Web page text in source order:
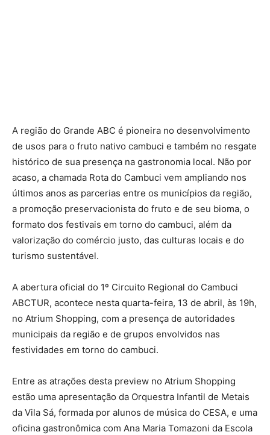
A região do Grande ABC é pioneira no desenvolvimento
de usos para o fruto nativo cambuci e também no resgate
histórico de sua presença na gastronomia local. Não por
acaso, a chamada Rota do Cambuci vem ampliando nos
últimos anos as parcerias entre os municípios da região,
a promoção preservacionista do fruto e de seu bioma, o
formato dos festivais em torno do cambuci, além da
valorização do comércio justo, das culturas locais e do
turismo sustentável.
A abertura oficial do 1º Circuito Regional do Cambuci
ABCTUR, acontece nesta quarta-feira, 13 de abril, às 19h,
no Atrium Shopping, com a presença de autoridades
municipais da região e de grupos envolvidos nas
festividades em torno do cambuci.
Entre as atrações desta preview no Atrium Shopping
estão uma apresentação da Orquestra Infantil de Metais
da Vila Sá, formada por alunos de música do CESA, e uma
oficina gastronômica com Ana Maria Tomazoni da Escola